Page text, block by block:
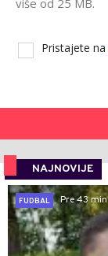
Pristajete na
NAJNOVIJE
FUDBAL
Pre 43 min